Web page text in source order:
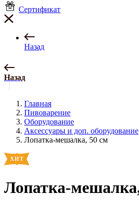
Сертификат
Назад
Назад
Главная
Пивоварение
Оборудование
Аксессуары и доп. оборудование
Лопатка-мешалка, 50 см
Лопатка-